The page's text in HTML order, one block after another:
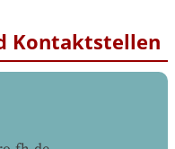
Kontaktstellen